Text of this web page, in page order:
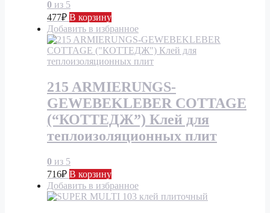
0 из 5
477₽ В корзину
Добавить в избранное
215 ARMIERUNGS-
GEWEBEKLEBER COTTAGE
(“КОТТЕДЖ”) Клей для
теплоизоляционных плит
0 из 5
716₽ В корзину
Добавить в избранное